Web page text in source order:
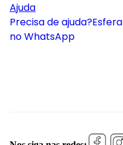
Ajuda
Precisa de ajuda?Esfera
no WhatsApp